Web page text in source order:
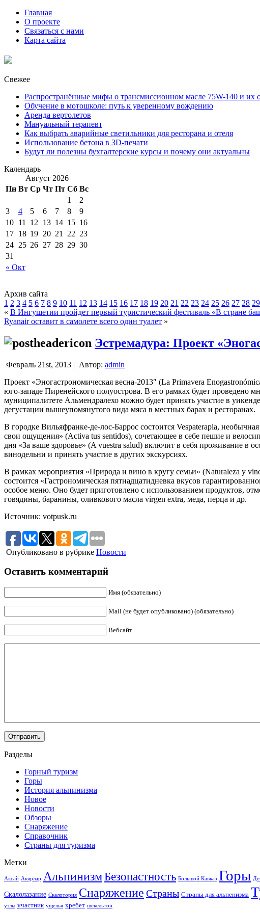
Главная
О проекте
Связаться с нами
Карта сайта
Свежее
Распространённые мифы о трансмиссионном масле 75W-140 и их
Обучение в мотошколе: путь к уверенному вождению
Аренда вертолетов
Мануальный терапевт
Как выбрать аварийные светильники для ресторана и отеля
Использование бетона в 3D-печати
Будут ли полезны бухгалтерские курсы и почему они актуальны
Календарь
Август 2026
Пн Вт Ср Чт Пт Сб Вс
« Окт
1
2
3
4 5 6 7 8
9
10 11 12 13 14 15 16
17 18 19 20 21 22 23
24 25 26 27 28 29 30
31
Архив сайта
1 2 3 4 5 6 7 8 9 10 11 12 13 14 15 16 17 18 19 20 21 22 23 24 25 26 27 28 29
« В Ингушетии пройдет первый туристический фестиваль «В стране
Ryanair оставит в самолете всего один туалет »
Эстремадура: Проект
Февраль 21st, 2013 | Автор: admin
Проект «Эногастрономическая весна-2013″ (La Primavera
юго-западе Пиренейского полуострова. В его рамках будет проведено
муниципалитете Альмендралехо можно будет принять участие в
дегустации вышеупомянутого вида мяса в местных барах и ресторанах.
В городке Вильяфранке-де-лос-Баррос состоится Vespaterapia,
свои ощущения» (Activa tus sentidos), сочетающее в себе пешие и
дня «За ваше здоровье» (A vuestra salud) включит в себя проживание в
винодельни и принять участие в других экскурсиях.
В рамках мероприятия «Природа и вино в кругу семьи» (Naturaleza y
состоится «Гастрономическая пятнадцатидневка вкусов
особое меню. Оно будет приготовлено с использованием продуктов,
говядины, баранины, оливкового масла virgen extra, меда, перца и др.
Источник: votpusk.ru
Опубликовано в рубрике Новости
Оставить комментарий
Имя (обязательно)
Mail (не будет опубликовано) (обязательно)
Вебсайт
Разделы
Горный туризм
Горы
История альпинизма
Новое
Новости
Обзоры
Снаряжение
Справочник
Страны для туризма
Метки
Аксай Акярлар АльпинизмБезопастность Большой Кавказ Горы
Скалолазание Скалотория Снаряжение Страны Страны для альпенизма
узлы участник ущелья хребет шекельтон